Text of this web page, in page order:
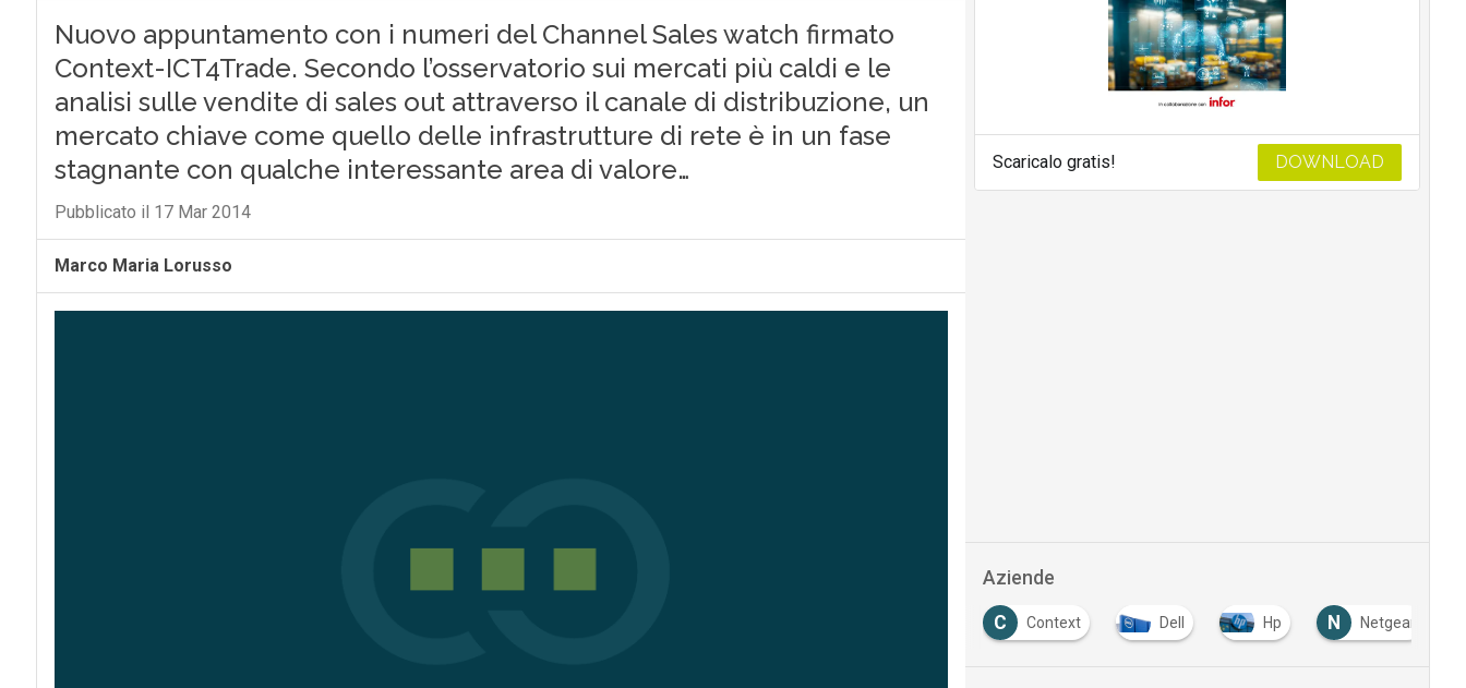
Nuovo appuntamento con i numeri del Channel Sales watch firmato
Context-ICT4Trade. Secondo l’osservatorio sui mercati più caldi e le
analisi sulle vendite di sales out attraverso il canale di distribuzione, un
mercato chiave come quello delle infrastrutture di rete è in un fase
stagnante con qualche interessante area di valore…
Pubblicato il 17 Mar 2014
Marco Maria Lorusso
Scaricalo gratis! DOWNLOAD
Aziende
C Context Dell Hp N Netgear